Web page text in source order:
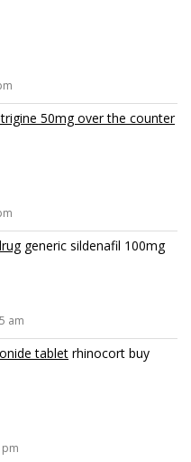
50mg over the counter
generic sildenafil 100mg
am
tablet rhinocort buy